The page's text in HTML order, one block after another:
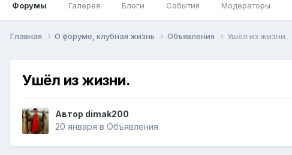
Форумы Галерея Блоги События Модераторы
Главная О форуме, клубная жизнь Объявления Ушёл из жизни.
Ушёл из жизни.
Автор dimak200
20 января в Объявления